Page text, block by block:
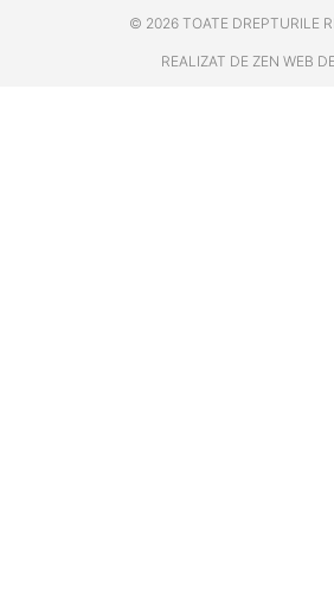
© 2026 TOATE DREPTURILE
REALIZAT DE ZEN WEB